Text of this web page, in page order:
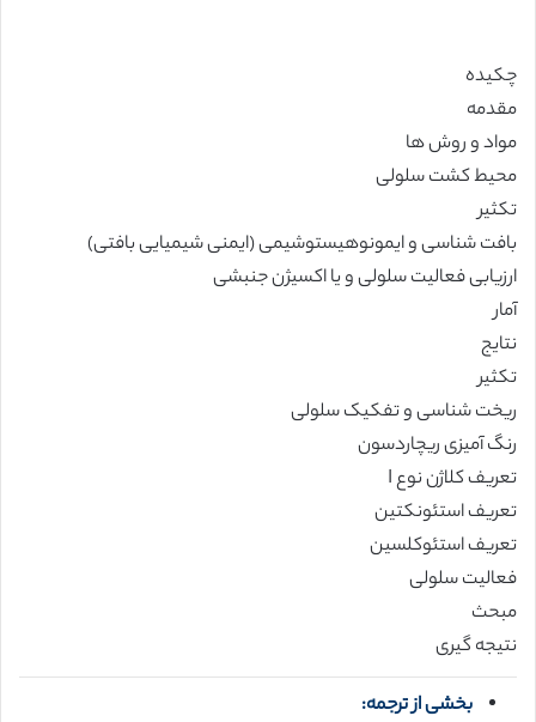
چکیده
مقدمه
مواد و روش ها
محیط کشت سلولی
تکثیر
بافت شناسی و ایمونوهیستوشیمی (ایمنی شیمیایی بافتی)
ارزیابی فعالیت سلولی و یا اکسیژن جنبشی
آمار
نتایج
تکثیر
ریخت شناسی و تفکیک سلولی
رنگ آمیزی ریچاردسون
تعریف کلاژن نوع I
تعریف استئونکتین
تعریف استئوکلسین
فعالیت سلولی
مبحث
نتیجه گیری
بخشی از ترجمه: